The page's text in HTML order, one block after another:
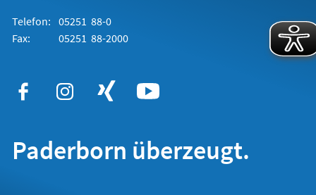
Telefon: 05251 88-0
Fax:
05251 88-2000
Paderborn überzeugt.